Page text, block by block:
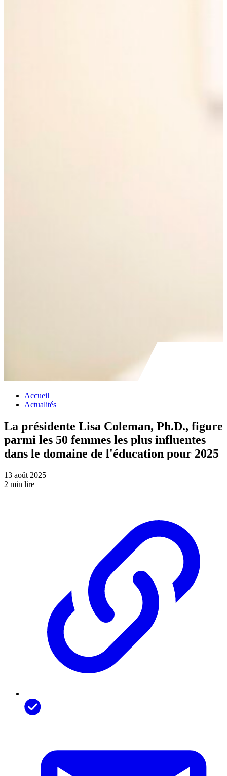
Accueil
Actualités
La présidente Lisa Coleman, Ph.D., figure
parmi les 50 femmes les plus influentes
dans le domaine de l'éducation pour 2025
13 août 2025
2 min lire